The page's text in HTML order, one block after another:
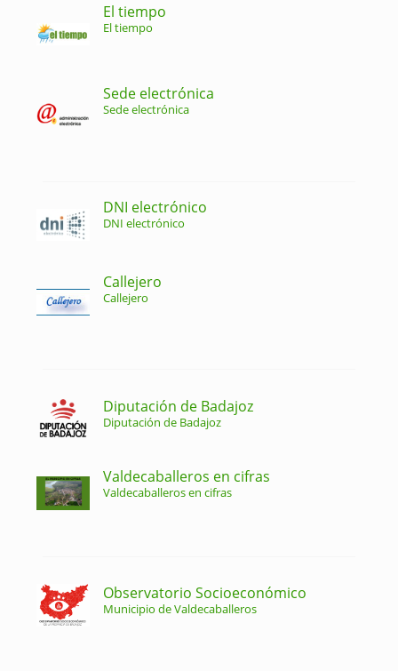
El tiempo
El tiempo
Sede electrónica
Sede electrónica
DNI electrónico
DNI electrónico
Callejero
Callejero
Diputación de Badajoz
Diputación de Badajoz
Valdecaballeros en cifras
Valdecaballeros en cifras
Observatorio Socioeconómico
Municipio de Valdecaballeros